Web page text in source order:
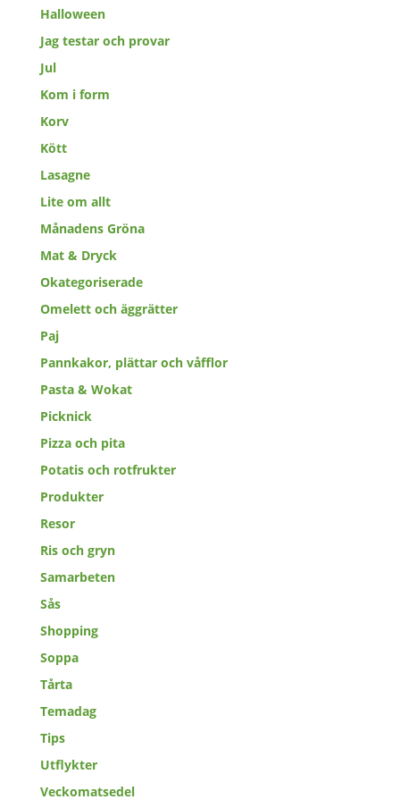
Halloween
Jag testar och provar
Jul
Kom i form
Korv
Kött
Lasagne
Lite om allt
Månadens Gröna
Mat & Dryck
Okategoriserade
Omelett och äggrätter
Paj
Pannkakor, plättar och våfflor
Pasta & Wokat
Picknick
Pizza och pita
Potatis och rotfrukter
Produkter
Resor
Ris och gryn
Samarbeten
Sås
Shopping
Soppa
Tårta
Temadag
Tips
Utflykter
Veckomatsedel